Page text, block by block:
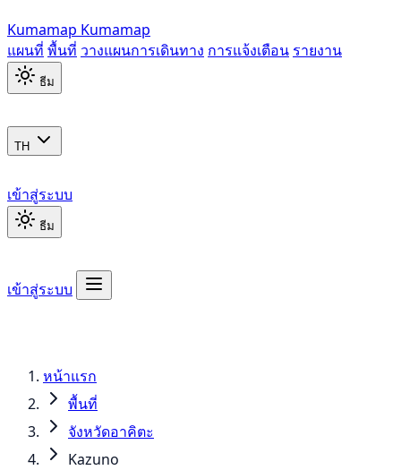
Kumamap Kumamap
แผนที่ พื้นที่ วางแผนการเดินทาง การแจ้งเตือน รายงาน
ธีม
TH
เข้าสู่ระบบ
ธีม
เข้าสู่ระบบ
หน้าแรก
พื้นที่
จังหวัดอาคิตะ
Kazuno